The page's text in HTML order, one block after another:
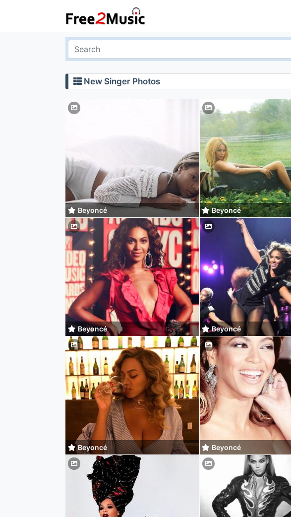
New Singer Photos
Beyoncé Beyoncé
Beyoncé Beyoncé
Beyoncé Beyoncé